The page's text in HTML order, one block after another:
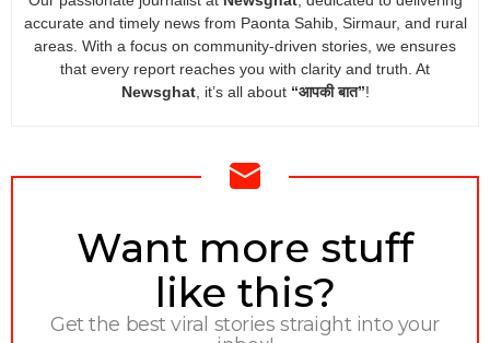
accurate and timely news from Paonta Sahib, Sirmaur, and rural
areas. With a focus on community-driven stories, we ensures
that every report reaches you with clarity and truth. At
Newsghat, it’s all about “आपकी बात”!
NEWSLETTER
Want more stuff
like this?
Get the best viral stories straight into your